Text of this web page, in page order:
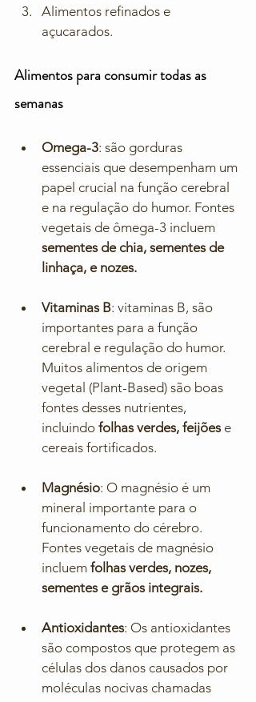
Alimentos refinados e
açucarados.
Alimentos para consumir todas as
semanas
Omega-3: são gorduras
essenciais que desempenham um
papel crucial na função cerebral
e na regulação do humor. Fontes
vegetais de ômega-3 incluem
sementes de chia, sementes de
linhaça, e nozes.
Vitaminas B: vitaminas B, são
importantes para a função
cerebral e regulação do humor.
Muitos alimentos de origem
vegetal (Plant-Based) são boas
fontes desses nutrientes,
incluindo folhas verdes, feijões e
cereais fortificados.
Magnésio: O magnésio é um
mineral importante para o
funcionamento do cérebro.
Fontes vegetais de magnésio
incluem folhas verdes, nozes,
sementes e grãos integrais.
Antioxidantes: Os antioxidantes
são compostos que protegem as
células dos danos causados por
moléculas nocivas chamadas